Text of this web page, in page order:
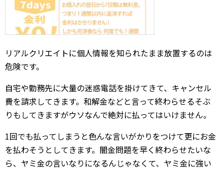
リアルクリエイトに個人情報を知られたまま放置するのは
危険です。
自宅や勤務先に大量の迷惑電話を掛けてきて、キャンセル
費を請求してきます。和解金などと言って終わらせるそぶ
りもしてきますがウソなんで絶対に払ってはいけません。
1回でも払ってしまうと色んな言いがかりをつけて更にお金
を払わそうとしてきます。闇金問題を早く終わらせたいな
ら、ヤミ金の言いなりになるんじゃなくて、ヤミ金に強い